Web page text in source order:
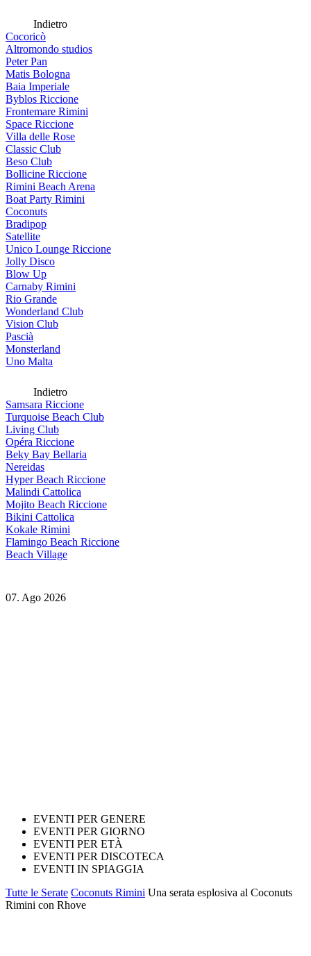
Indietro
Cocoricò
Altromondo studios
Peter Pan
Matis Bologna
Baia Imperiale
Byblos Riccione
Frontemare Rimini
Space Riccione
Villa delle Rose
Classic Club
Beso Club
Bollicine Riccione
Rimini Beach Arena
Boat Party Rimini
Coconuts
Bradipop
Satellite
Unico Lounge Riccione
Jolly Disco
Blow Up
Carnaby Rimini
Rio Grande
Wonderland Club
Vision Club
Pascià
Monsterland
Uno Malta
Indietro
Samsara Riccione
Turquoise Beach Club
Living Club
Opéra Riccione
Beky Bay Bellaria
Nereidas
Hyper Beach Riccione
Malindi Cattolica
Mojito Beach Riccione
Bikini Cattolica
Kokale Rimini
Flamingo Beach Riccione
Beach Village
07. Ago 2026
EVENTI PER GENERE
EVENTI PER GIORNO
EVENTI PER ETÀ
EVENTI PER DISCOTECA
EVENTI IN SPIAGGIA
Tutte le Serate Coconuts Rimini Una serata esplosiva al Coconuts
Rimini con Rhove